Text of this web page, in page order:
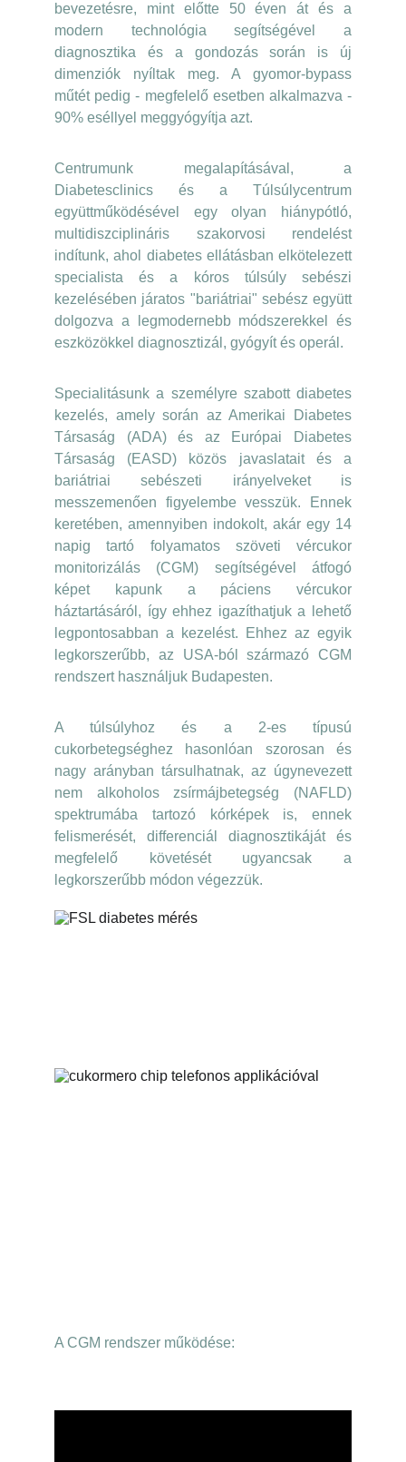
bevezetésre, mint előtte 50 éven át és a
modern technológia segítségével a
diagnosztika és a gondozás során is új
dimenziók nyíltak meg. A gyomor-bypass
műtét pedig - megfelelő esetben alkalmazva -
90% eséllyel meggyógyítja azt.
Centrumunk megalapításával, a
Diabetesclinics és a Túlsúlycentrum
együttműködésével egy olyan hiánypótló,
multidiszciplináris szakorvosi rendelést
indítunk, ahol diabetes ellátásban elkötelezett
specialista és a kóros túlsúly sebészi
kezelésében járatos "bariátriai" sebész együtt
dolgozva a legmodernebb módszerekkel és
eszközökkel diagnosztizál, gyógyít és operál.
Specialitásunk a személyre szabott diabetes
kezelés, amely során az Amerikai Diabetes
Társaság (ADA) és az Európai Diabetes
Társaság (EASD) közös javaslatait és a
bariátriai sebészeti irányelveket is
messzemenően figyelembe vesszük. Ennek
keretében, amennyiben indokolt, akár egy 14
napig tartó folyamatos szöveti vércukor
monitorizálás (CGM) segítségével átfogó
képet kapunk a páciens vércukor
háztartásáról, így ehhez igazíthatjuk a lehető
legpontosabban a kezelést. Ehhez az egyik
legkorszerűbb, az USA-ból származó CGM
rendszert használjuk Budapesten.
A túlsúlyhoz és a 2-es típusú
cukorbetegséghez hasonlóan szorosan és
nagy arányban társulhatnak, az úgynevezett
nem alkoholos zsírmájbetegség (NAFLD)
spektrumába tartozó kórképek is, ennek
felismerését, differenciál diagnosztikáját és
megfelelő követését ugyancsak a
legkorszerűbb módon végezzük.
A CGM rendszer működése: